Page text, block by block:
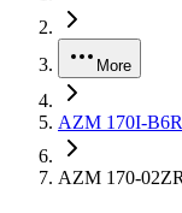
More
AZM 170I-B6R
AZM 170-